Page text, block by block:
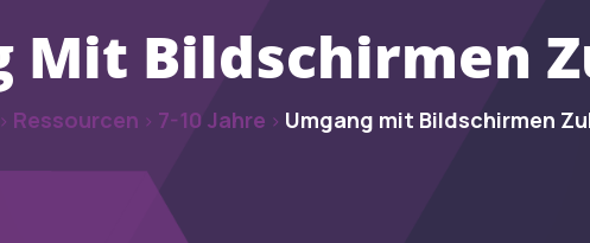
Mit Bildschirmen
> Ressourcen > 7-10 Jahre > Umgang mit Bildschirmen